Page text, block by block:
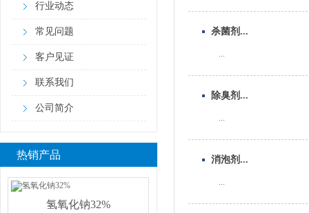
行业动态
常见问题
客户见证
联系我们
公司简介
热销产品
氢氧化钠32%
杀菌剂...
...
除臭剂...
...
消泡剂...
...